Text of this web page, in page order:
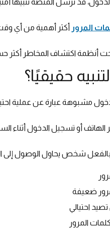
قد ترسل المنصة تنبيهًا
المرور أكثر أهمية من أي
أنظمة اكتشاف المخاطر
حقيقيًا؟
مشبوهة عبارة عن عملية
الهاتف أو تسجيل الدخول
بالفعل شخص يحاول الوصول
ضعيفة
احتيالي
المرور